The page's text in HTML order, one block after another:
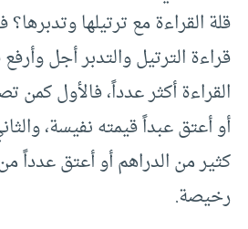
قلة القراءة مع ترتيلها
قراءة الترتيل والتدبر أجل
القراءة أكثر عدداً، فالأول
أو أعتق عبداً قيمته نفيسة،
كثير من الدراهم أو أعتق عدداً
رخيصة.